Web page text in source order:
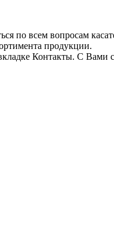
по всем вопросам
продукции.
Контакты. С Вами